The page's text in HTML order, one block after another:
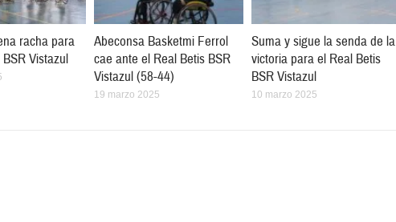
racha para
Vistazul
Abeconsa Basketmi Ferrol
cae ante el Real Betis BSR
Vistazul (58-44)
19 marzo 2025
Suma y sigue la senda de la
victoria para el Real Betis
BSR Vistazul
10 marzo 2025